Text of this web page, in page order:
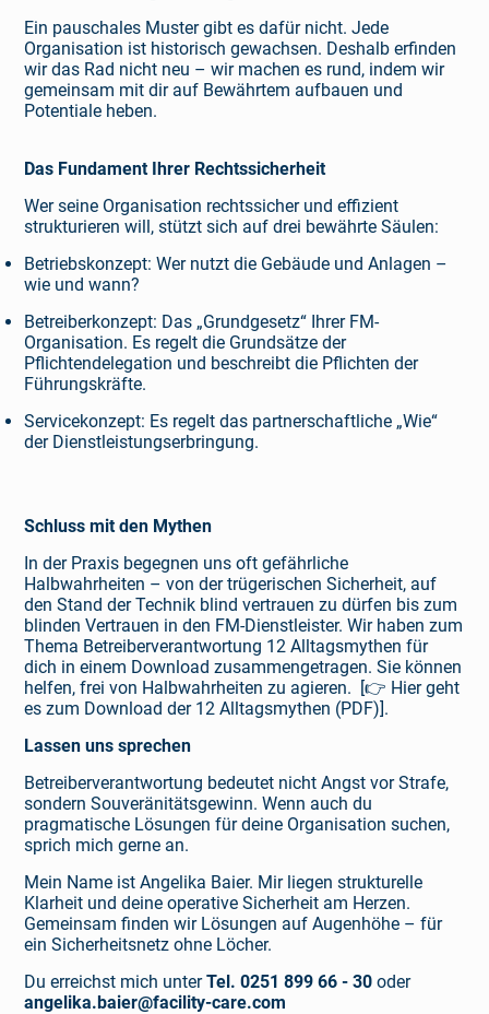
Ein pauschales Muster gibt es dafür nicht. Jede
Organisation ist historisch gewachsen. Deshalb erfinden
wir das Rad nicht neu – wir machen es rund, indem wir
gemeinsam mit dir auf Bewährtem aufbauen und
Potentiale heben.
Das Fundament Ihrer Rechtssicherheit
Wer seine Organisation rechtssicher und effizient
strukturieren will, stützt sich auf drei bewährte Säulen:
Betriebskonzept: Wer nutzt die Gebäude und Anlagen –
wie und wann?
Betreiberkonzept: Das „Grundgesetz“ Ihrer FM-
Organisation. Es regelt die Grundsätze der
Pflichtendelegation und beschreibt die Pflichten der
Führungskräfte.
Servicekonzept: Es regelt das partnerschaftliche „Wie“
der Dienstleistungserbringung.
Schluss mit den Mythen
In der Praxis begegnen uns oft gefährliche
Halbwahrheiten – von der trügerischen Sicherheit, auf
den Stand der Technik blind vertrauen zu dürfen bis zum
blinden Vertrauen in den FM-Dienstleister. Wir haben zum
Thema Betreiberverantwortung 12 Alltagsmythen für
dich in einem Download zusammengetragen. Sie können
helfen, frei von Halbwahrheiten zu agieren. [👉 Hier geht
es zum Download der 12 Alltagsmythen (PDF)].
Lassen uns sprechen
Betreiberverantwortung bedeutet nicht Angst vor Strafe,
sondern Souveränitätsgewinn. Wenn auch du
pragmatische Lösungen für deine Organisation suchen,
sprich mich gerne an.
Mein Name ist Angelika Baier. Mir liegen strukturelle
Klarheit und deine operative Sicherheit am Herzen.
Gemeinsam finden wir Lösungen auf Augenhöhe – für
ein Sicherheitsnetz ohne Löcher.
Du erreichst mich unterTel. 0251 899 66 - 30 oder
angelika.baier@facility-care.com